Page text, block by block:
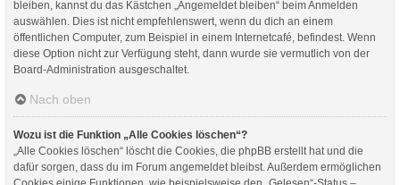
bleiben, kannst du das Kästchen „Angemeldet bleiben“ beim Anmelden
auswählen. Dies ist nicht empfehlenswert, wenn du dich an einem
öffentlichen Computer, zum Beispiel in einem Internetcafé, befindest. Wenn
diese Option nicht zur Verfügung steht, dann wurde sie vermutlich von der
Board-Administration ausgeschaltet.
Nach oben
Wozu ist die Funktion „Alle Cookies löschen“?
„Alle Cookies löschen“ löscht die Cookies, die phpBB erstellt hat und die
dafür sorgen, dass du im Forum angemeldet bleibst. Außerdem ermöglichen